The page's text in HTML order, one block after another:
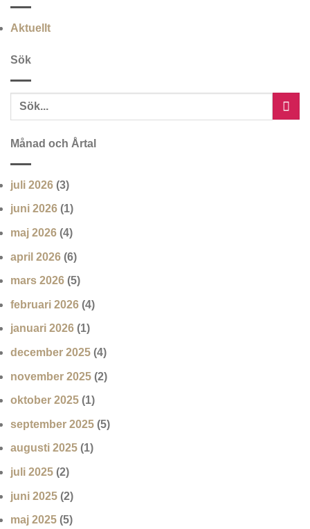
Aktuellt
Sök
Månad och Årtal
juli 2026 (3)
juni 2026 (1)
maj 2026 (4)
april 2026 (6)
mars 2026 (5)
februari 2026 (4)
januari 2026 (1)
december 2025 (4)
november 2025 (2)
oktober 2025 (1)
september 2025 (5)
augusti 2025 (1)
juli 2025 (2)
juni 2025 (2)
maj 2025 (5)